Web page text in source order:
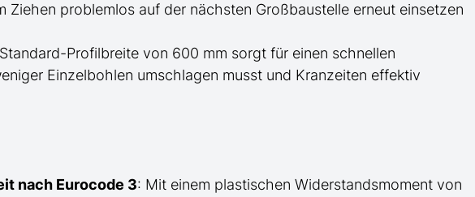
Ziehen problemlos auf der nächsten Großbaustelle erneut einsetzen
Profilbreite von 600 mm sorgt für einen schnellen
Einzelbohlen umschlagen musst und Kranzeiten effektiv
nach Eurocode 3: Mit einem plastischen Widerstandsmoment von